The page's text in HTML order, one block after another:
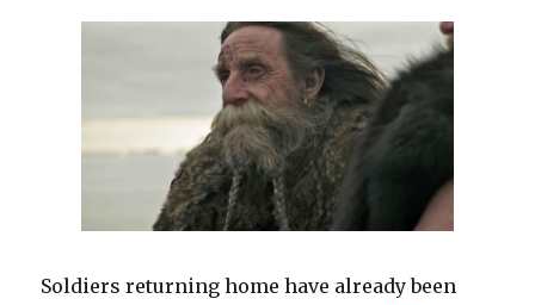
Soldiers returning home have already been